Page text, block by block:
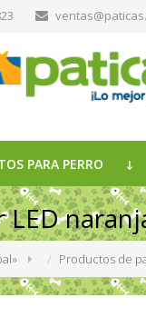
PARA PERRO
LED
» Productos de